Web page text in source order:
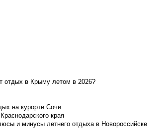
отдых в Крыму летом в 2026?
на курорте Сочи
края
и минусы летнего отдыха в Новороссийске